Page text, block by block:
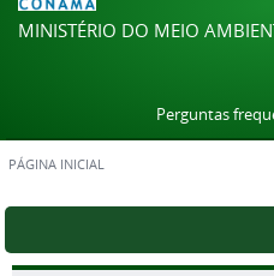
MINISTÉRIO DO MEIO
Perguntas
PÁGINA INICIAL